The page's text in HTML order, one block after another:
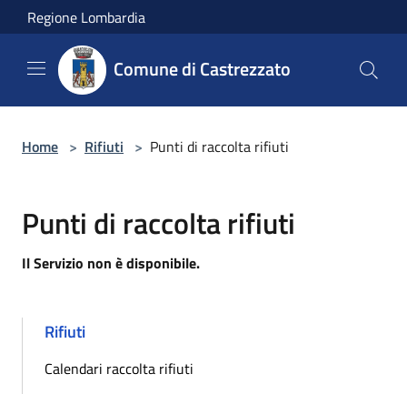
Salta al contenuto principale
Regione Lombardia
Comune di Castrezzato
Home > Rifiuti > Punti di raccolta rifiuti
Punti di raccolta rifiuti
Il Servizio non è disponibile.
Rifiuti
Calendari raccolta rifiuti